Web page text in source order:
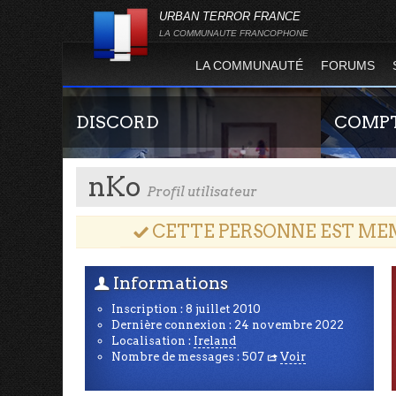
URBAN TERROR FRANCE
LA COMMUNAUTE FRANCOPHONE
LA COMMUNAUTÉ FORUMS
DISCORD
Rejoignez-nous sur le discord Urban Terror
France !
site officiel
joueur qui
nKo Profil utilisateur
3 CETTE PERSONNE EST
U Informations
Inscription : 8 juillet 2010
Dernière connexion : 24 novembre 2022
Localisation : Ireland
Nombre de messages : 507 R Voir